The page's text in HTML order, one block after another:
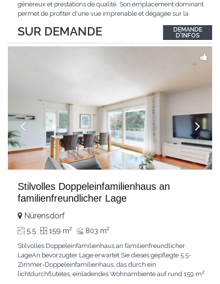
SUR DEMANDE
généreux et prestations de qualité. Son emplacement dominant
permet de profiter d'une vue imprenable et dégagée sur la
excavé, cette villa propose une surface habitable utile de plus
de 260 m², soigneusement...
DEMANDE
D'INFOS
Stilvolles Doppeleinfamilienhaus an
familienfreundlicher Lage
Nürensdorf
5.5 159 m2 803 m2
Stilvolles Doppeleinfamilienhaus an familienfreundlicher
LageAn bevorzugter Lage erwartet Sie dieses gepflegte 5.5-
Zimmer-Doppeleinfamilienhaus, das durch ein
lichtdurchflutetes, einladendes Wohnambiente auf rund 159 m²